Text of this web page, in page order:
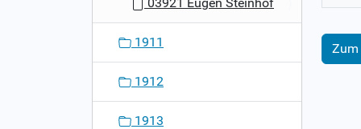
Zum
1911
1912
1913